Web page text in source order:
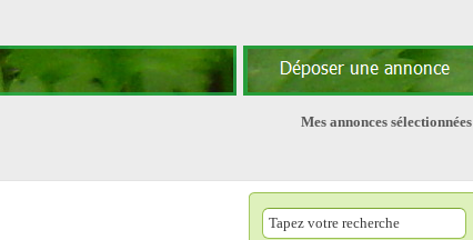
Mes annonces sélectionnées